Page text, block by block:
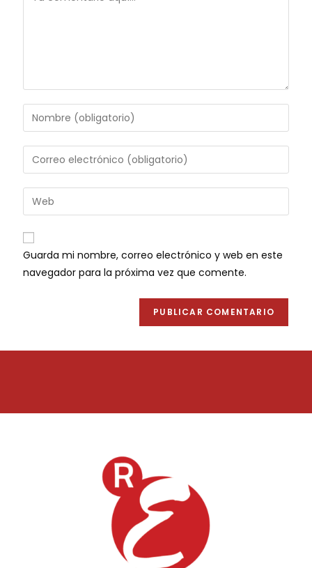
Guarda mi nombre, correo electrónico y web en este
navegador para la próxima vez que comente.